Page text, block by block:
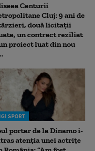
Centurii
Cluj: 9 ani de
două licitații
un contract reziliat
proiect luat din nou
SPORT
portar de la Dinamo i-
atenția unei actrițe